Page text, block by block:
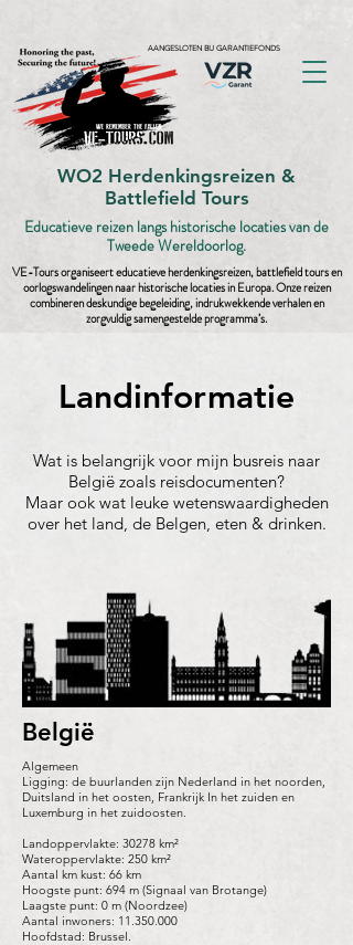
AANGESLOTEN BIJ GARANTIEFONDS
WO2 Herdenkingsreizen &
Battlefield Tours
Educatieve reizen langs historische locaties van de
Tweede Wereldoorlog.
VE-Tours organiseert educatieve herdenkingsreizen, battlefield tours en
oorlogswandelingen naar historische locaties in Europa. Onze reizen
combineren deskundige begeleiding, indrukwekkende verhalen en
zorgvuldig samengestelde programma’s.
Landinformatie
Wat is belangrijk voor mijn busreis naar
België zoals reisdocumenten?
Maar ook wat leuke wetenswaardigheden
over het land, de Belgen, eten & drinken.
België
Algemeen
Ligging: de buurlanden zijn Nederland in het noorden,
Duitsland in het oosten, Frankrijk In het zuiden en
Luxemburg in het zuidoosten.
Landoppervlakte: 30278 km²
Wateroppervlakte: 250 km²
Aantal km kust: 66 km
Hoogste punt: 694 m (Signaal van Brotange)
Laagste punt: 0 m (Noordzee)
Aantal inwoners: 11.350.000
Hoofdstad: Brussel.